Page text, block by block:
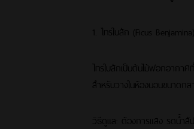
1. ไทรใบสัก (Ficus Benjamina)
ไทรใบสักเป็นต้นไม้ฟอกอากา
สำหรับวางในห้องนอนขนาดก
วิธีดูแล: ต้องการแสง รดน้ำสั